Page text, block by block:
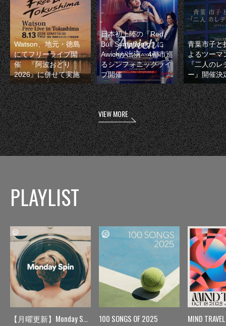
Watson、地元・徳島
にてフリーライブ開
催 『阿波おどり
2026』に併せて実施
日本初上陸の『Red
Bull Symphonic』に
Awichが出演 4都市巡
るシンフォニックライ
ブ開催
青葉市子と
よるツーマ
『二人のレ
ー』開催決
VIEW MORE
PLAYLIST
【月曜更新】Monday Spin 100 SONGS OF 2025 MIND TRAVEL